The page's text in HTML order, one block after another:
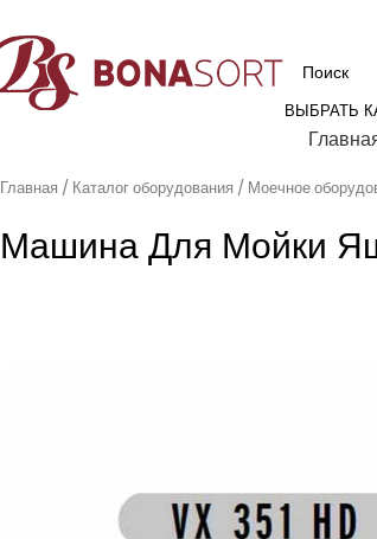
ВЫБРАТЬ
Главная Каталог оборудования Моечное
Машина Для Мойки